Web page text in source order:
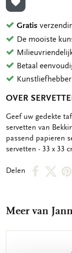
TOEVOEGEN
Gratis
De mooiste
Betaal
OVER
OMSCHRIJVING
Geef uw gedekte
servetten van
passend papieren
servetten - 33 x 33
Delen
Deel
Meer van